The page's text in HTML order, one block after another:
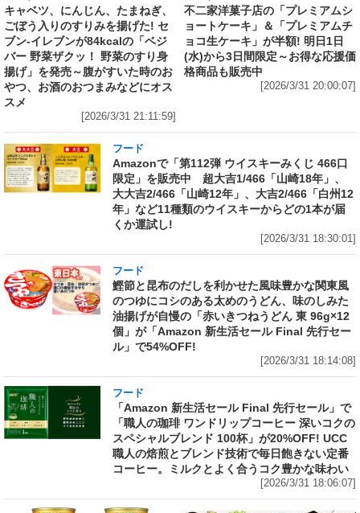
キャベツ、にんじん、たまねぎ、
ごぼう入りのすりみを揚げた! セ
ブン‐イレブンが84kcalの「ベジ
バー 野菜ザクッ！ 野菜のすり身
揚げ」を発売～腹がすいた時のお
やつ、お酒のおつまみなどにオス
スメ
[2026/3/31 21:11:59]
不二家洋菓子店の「プレミアムシ
ョートケーキ」＆「プレミアムチ
ョコ生ケーキ」が半額! 明日1日
(水)から3日間限定～お得な応援価
格商品も販売中
[2026/3/31 20:00:07]
フード
Amazonで「第112弾 ウイスキーみくじ 466口
限定」を販売中 超大吉1/466「山崎18年」、
大大吉2/466「山崎12年」、大吉2/466「白州12
年」など11種類のウイスキーからどの1本が届
くか運試し!
[2026/3/31 18:30:01]
フード
鰹節と昆布のだしを利かせた風味豊かな関東風
のつゆにコシのある太めのうどん、味のしみた
油揚げが自慢の「赤いきつねうどん 東 96g×12
個」が「Amazon 新生活セール Final 先行セー
ル」で54%OFF!
[2026/3/31 18:14:08]
フード
「Amazon 新生活セール Final 先行セール」で
「職人の珈琲 ワンドリップコーヒー 深いコクの
スペシャルブレンド 100杯」が20%OFF! UCC
職人の焙煎とブレンド技術で毎日飽きない定番
コーヒー。ミルクとよく合うコク豊かな味わい
[2026/3/31 18:06:07]